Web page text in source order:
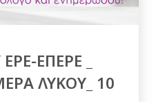
ΕΠΕΡΕ _
ΛΥΚΟΥ_ 10